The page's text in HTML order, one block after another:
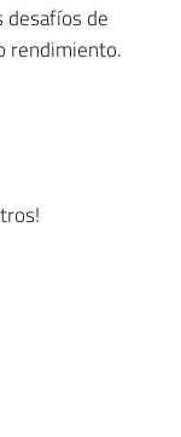
desafíos de
rendimiento.